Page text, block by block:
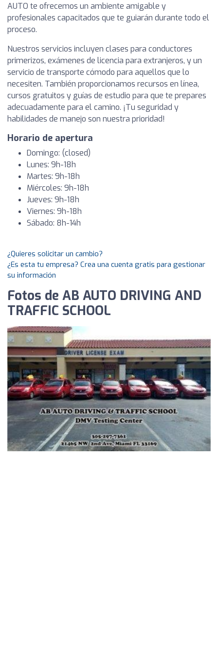
AUTO te ofrecemos un ambiente amigable y
profesionales capacitados que te guiarán durante todo el
proceso.
Nuestros servicios incluyen clases para conductores
primerizos, exámenes de licencia para extranjeros, y un
servicio de transporte cómodo para aquellos que lo
necesiten. También proporcionamos recursos en línea,
cursos gratuitos y guías de estudio para que te prepares
adecuadamente para el camino. ¡Tu seguridad y
habilidades de manejo son nuestra prioridad!
Horario de apertura
Domingo: (closed)
Lunes: 9h-18h
Martes: 9h-18h
Miércoles: 9h-18h
Jueves: 9h-18h
Viernes: 9h-18h
Sábado: 8h-14h
¿Quieres solicitar un cambio?
¿Es esta tu empresa? Crea una cuenta gratis para gestionar
su información
Fotos de AB AUTO DRIVING AND
TRAFFIC SCHOOL